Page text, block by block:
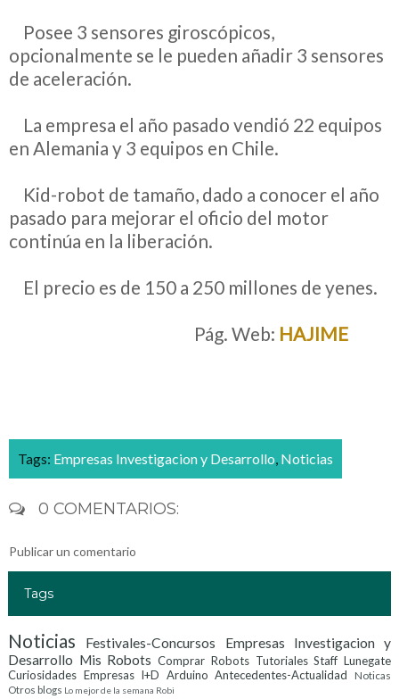
Posee 3 sensores giroscópicos,
opcionalmente se le pueden añadir 3 sensores
de aceleración.
La empresa el año pasado vendió 22 equipos
en Alemania y 3 equipos en Chile.
Kid-robot de tamaño, dado a conocer el año
pasado para mejorar el oficio del motor
continúa en la liberación.
El precio es de 150 a 250 millones de yenes.
Pág. Web: HAJIME
Tags: Empresas Investigacion y Desarrollo, Noticias
0 COMENTARIOS:
Publicar un comentario
Tags
Noticias Festivales-Concursos
Empresas Investigacion y
Desarrollo Mis Robots Comprar Robots Tutoriales Staff Lunegate
Curiosidades Empresas I+D Arduino Antecedentes-Actualidad
Noticas
Otros blogs Lo mejor de la semana Robi